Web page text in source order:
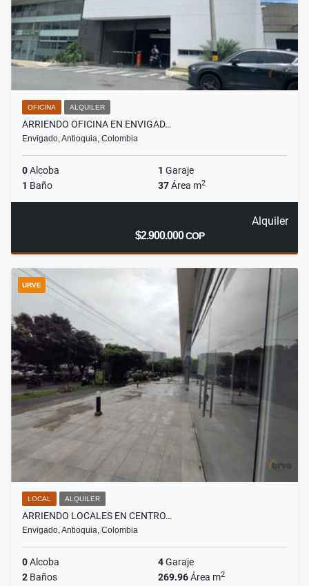
OFICINA ALQUILER
ARRIENDO OFICINA EN ENVIGAD…
Envigado, Antioquia, Colombia
0Alcoba 1 Garaje
1 Baño 37Área m2
Alquiler
$2.900.000COP
URVE
LOCAL ALQUILER
ARRIENDO LOCALES EN CENTRO…
Envigado, Antioquia, Colombia
0Alcoba 4Garaje
2 Baños 269.96Área m2